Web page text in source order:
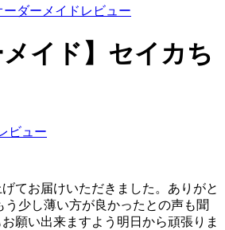
ーダーメイドレビュー
メイド】セイカち
ビュー
てお届けいただきました。ありがと
う少し薄い方が良かったとの声も聞
願い出来ますよう明日から頑張りま